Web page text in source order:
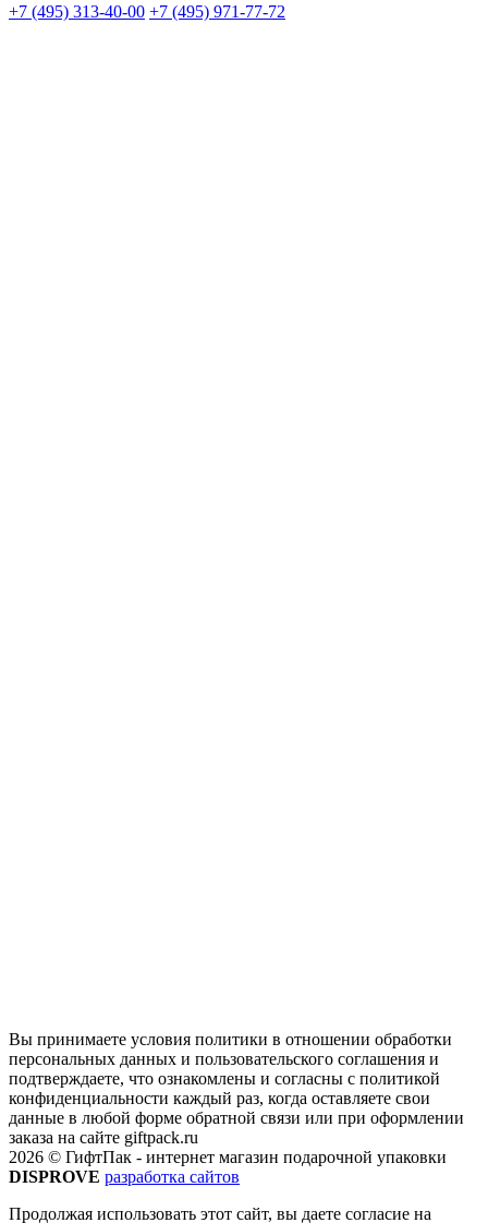
+7 (495) 313-40-00 +7 (495) 971-77-72
Вы принимаете условия политики в отношении обработки
персональных данных и пользовательского соглашения и
подтверждаете, что ознакомлены и согласны с политикой
конфиденциальности каждый раз, когда оставляете свои
данные в любой форме обратной связи или при оформлении
заказа на сайте giftpack.ru
2026 © ГифтПак - интернет магазин подарочной упаковки
DISPROVE разработка сайтов
Продолжая использовать этот сайт, вы даете согласие на